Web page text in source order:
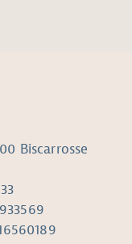
Biscarrosse